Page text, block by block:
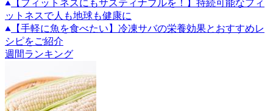
【フィットネスにもサスティナブルを！】持続可能なフィ
ットネスで人も地球も健康に
【手軽に魚を食べたい】冷凍サバの栄養効果とおすすめレ
シピをご紹介
週間ランキング